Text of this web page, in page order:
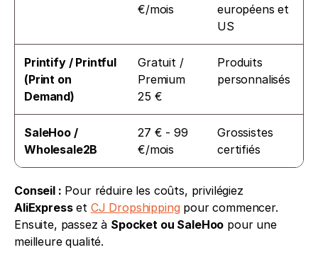
€/mois
européens et
US
Printify / Printful
(Print on
Demand)
Gratuit /
Premium
25 €
Produits
personnalisés
SaleHoo /
Wholesale2B
27 € - 99
€/mois
Grossistes
certifiés
Conseil :
AliExpress et CJ Dropshipping pour commencer.
Ensuite, passez à Spocket ou SaleHoo pour une
meilleure qualité.